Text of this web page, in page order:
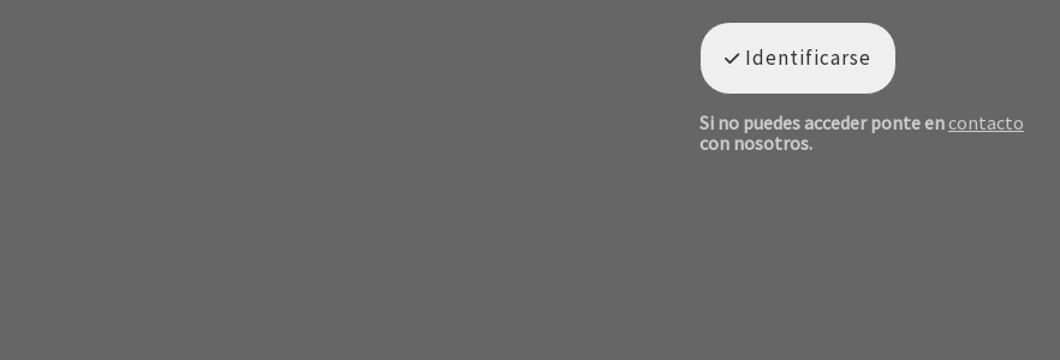
Identificarse
Si no puedes acceder ponte en contacto
con nosotros.